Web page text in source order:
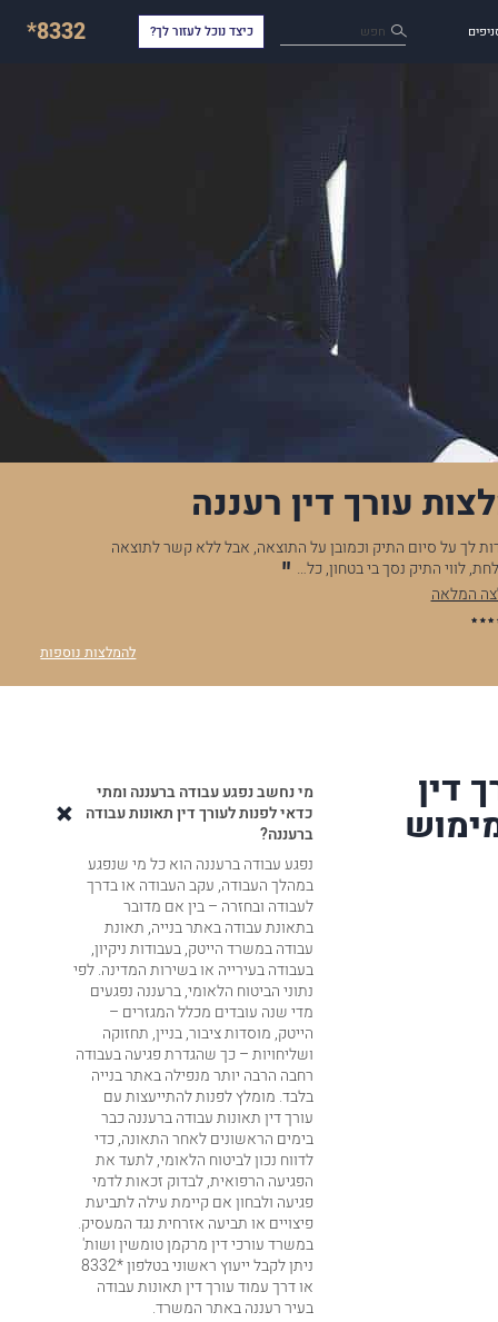
חפש כיצד נוכל לעזור לך? *8332
עורך דין רעננה
לך על סיום התיק וכמובן על התוצאה, אבל ללא קשר לתוצאה
לווי התיק נסך בי בטחון, כל…
המלאה
להמלצות נוספות
דין
מי נחשב נפגע עבודה ברעננה ומתי
כדאי לפנות לעורך דין תאונות עבודה
ברעננה?
נפגע עבודה ברעננה הוא כל מי שנפגע
במהלך העבודה, עקב העבודה או בדרך
לעבודה ובחזרה – בין אם מדובר
בתאונת עבודה באתר בנייה, תאונת
עבודה במשרד הייטק, בעבודות ניקיון,
בעבודה בעירייה או בשירות המדינה. לפי
נתוני הביטוח הלאומי, ברעננה נפגעים
מדי שנה עובדים מכלל המגזרים –
הייטק, מוסדות ציבור, בניין, תחזוקה
ושליחויות – כך שהגדרת פגיעה בעבודה
רחבה הרבה יותר מנפילה באתר בנייה
בלבד. מומלץ לפנות להתייעצות עם
עורך דין תאונות עבודה ברעננה כבר
בימים הראשונים לאחר התאונה, כדי
לדווח נכון לביטוח הלאומי, לתעד את
הפגיעה הרפואית, לבדוק זכאות לדמי
פגיעה ולבחון אם קיימת עילה לתביעת
פיצויים או תביעה אזרחית נגד המעסיק.
במשרד עורכי דין מרקמן טומשין ושות'
ניתן לקבל ייעוץ ראשוני בטלפון *8332
או דרך עמוד עורך דין תאונות עבודה
בעיר רעננה באתר המשרד.